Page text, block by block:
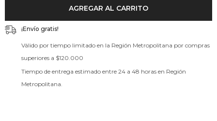
10cm
AGREGAR AL CARRITO
¡Envío gratis!
Válido por tiempo limitado en la Región Metropolitana por compras
superiores a $120.000
Tiempo de entrega estimado entre 24 a 48 horas en Región
Metropolitana.